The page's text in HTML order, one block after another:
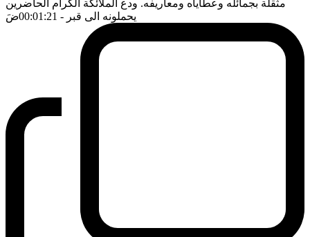
مثقلة بجمائله وعطاياه ومعاريفه. ودع الملائكة الكرام الحاضرين
يحملونه الى قبر - 00:01:21 ضَ